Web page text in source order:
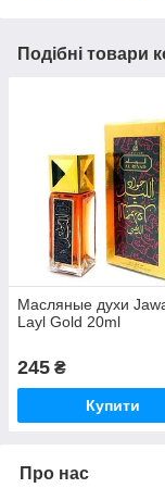
Подібні товари
Масляные духи
Layl Gold 20ml
245 ₴
Купити
Про нас